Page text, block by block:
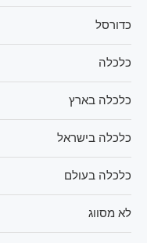
כדורסל
כלכלה
כלכלה בארץ
כלכלה בישראל
כלכלה בעולם
לא מסווג